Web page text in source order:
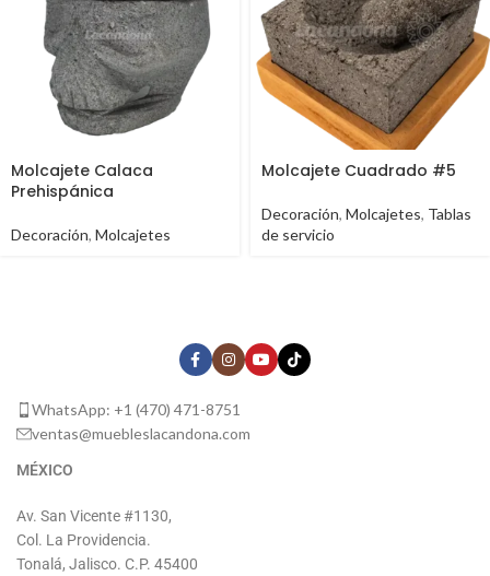
Molcajete Calaca
Prehispánica
Decoración, Molcajetes
Molcajete Cuadrado #5
Decoración, Molcajetes, Tablas
de servicio
WhatsApp: +1 (470) 471-8751
ventas@muebleslacandona.com
MÉXICO
Av. San Vicente #1130,
Col. La Providencia.
Tonalá, Jalisco. C.P. 45400